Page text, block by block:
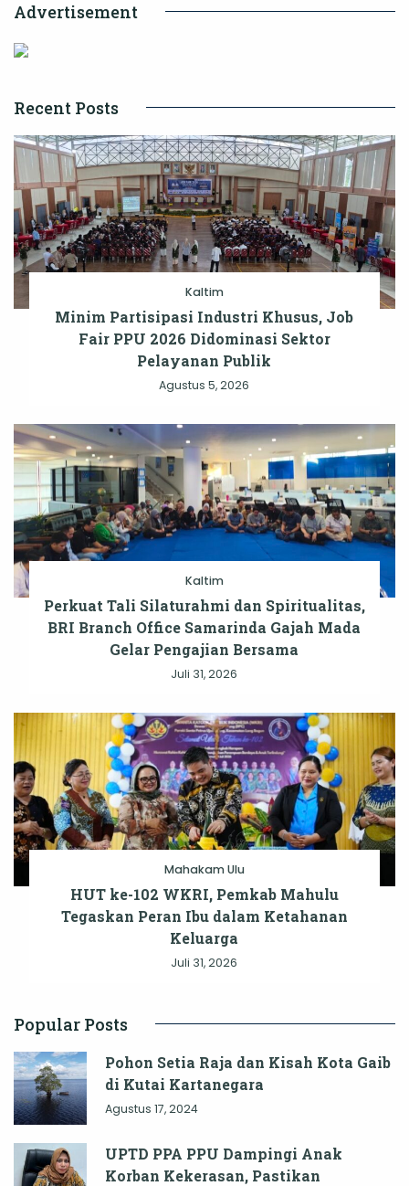
Advertisement
Recent Posts
Kaltim
Minim Partisipasi Industri Khusus, Job
Fair PPU 2026 Didominasi Sektor
Pelayanan Publik
Agustus 5, 2026
Kaltim
Perkuat Tali Silaturahmi dan Spiritualitas,
BRI Branch Office Samarinda Gajah Mada
Gelar Pengajian Bersama
Juli 31, 2026
Mahakam Ulu
HUT ke-102 WKRI, Pemkab Mahulu
Tegaskan Peran Ibu dalam Ketahanan
Keluarga
Juli 31, 2026
Popular Posts
Pohon Setia Raja dan Kisah Kota Gaib
di Kutai Kartanegara
Agustus 17, 2024
UPTD PPA PPU Dampingi Anak
Korban Kekerasan, Pastikan